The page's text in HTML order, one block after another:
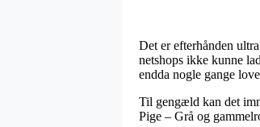
Det er efterhånden
netshops ikke kunne
endda nogle gange
Til gengæld kan det
Pige – Grå og